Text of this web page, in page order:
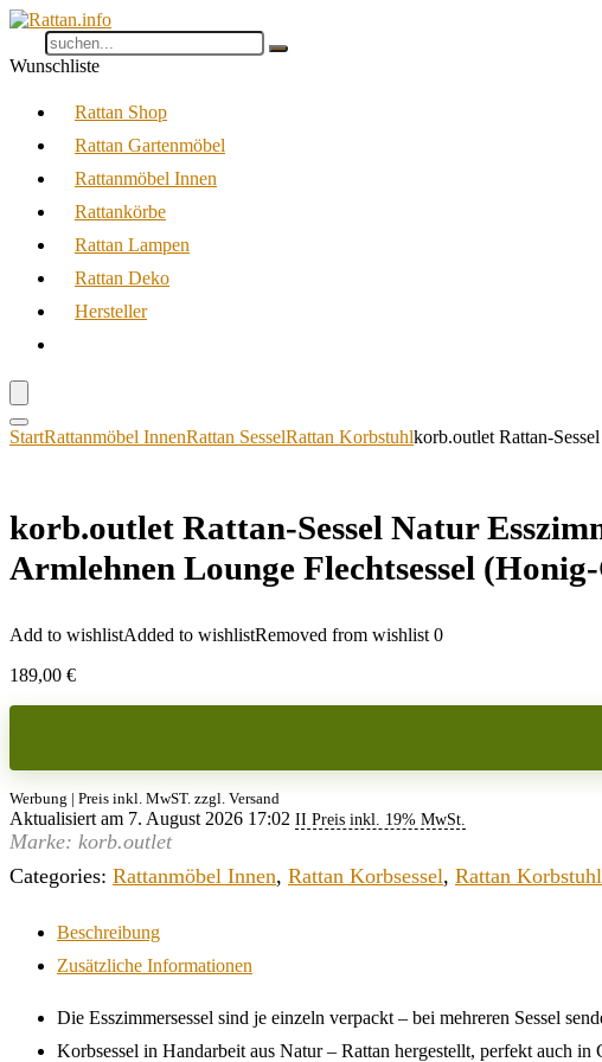
Wunschliste
Rattan Shop
Rattan Gartenmöbel
Rattanmöbel Innen
Rattankörbe
Rattan Lampen
Rattan Deko
Hersteller
StartRattanmöbel InnenRattan SesselRattan Korbstuhlkorb.outlet Rattan-
korb.outlet Rattan-Sessel Natur
Armlehnen Lounge Flechtsessel
Add to wishlistAdded to wishlistRemoved from wishlist 0
189,00 €
Werbung | Preis inkl. MwST. zzgl. Versand
Aktualisiert am 7. August 2026 17:02 II Preis inkl. 19% MwSt.
Marke: korb.outlet
Categories: Rattanmöbel Innen, Rattan Korbsessel, Rattan Korbstuhl
Beschreibung
Zusätzliche Informationen
Die Esszimmersessel sind je einzeln verpackt – bei mehreren Sessel
Korbsessel in Handarbeit aus Natur – Rattan hergestellt, perfekt auch in